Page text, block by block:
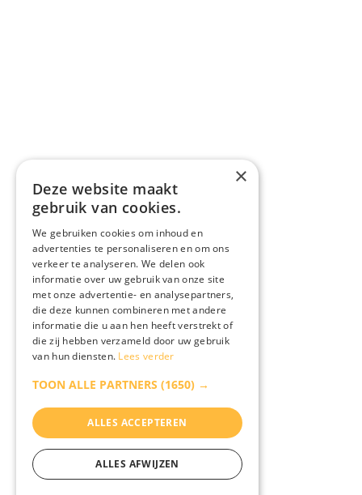
×
Deze website maakt
gebruik van cookies.
We gebruiken cookies om inhoud en
advertenties te personaliseren en om ons
verkeer te analyseren. We delen ook
informatie over uw gebruik van onze site
met onze advertentie- en analysepartners,
die deze kunnen combineren met andere
informatie die u aan hen heeft verstrekt of
die zij hebben verzameld door uw gebruik
van hun diensten. Lees verder
TOON ALLE PARTNERS (1650) →
ALLES ACCEPTEREN
ALLES AFWIJZEN